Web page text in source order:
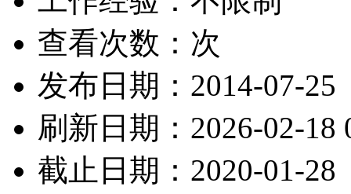
查看次数： 次
发布日期：2014-07-25
刷新日期：2026-02-18
截止日期：2020-01-28